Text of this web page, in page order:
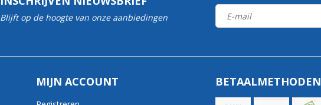
Blijft op de hoogte van onze aanbiedingen
MIJN ACCOUNT BETAALMETHODEN